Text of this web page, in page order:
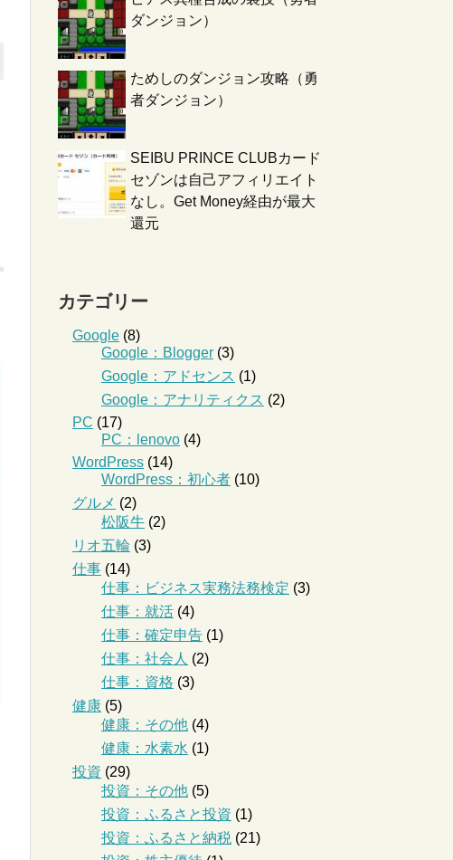
ダンジョン）
ためしのダンジョン攻略（勇
者ダンジョン）
SEIBU PRINCE CLUBカード
セゾンは自己アフィリエイト
なし。Get Money経由が最大
還元
カテゴリー
Google (8)
Google：Blogger (3)
Google：アドセンス (1)
Google：アナリティクス (2)
PC (17)
PC：lenovo (4)
WordPress (14)
WordPress：初心者 (10)
グルメ (2)
松阪牛 (2)
リオ五輪 (3)
仕事 (14)
仕事：ビジネス実務法務検定 (3)
仕事：就活 (4)
仕事：確定申告 (1)
仕事：社会人 (2)
仕事：資格 (3)
健康 (5)
健康：その他 (4)
健康：水素水 (1)
投資 (29)
投資：その他 (5)
投資：ふるさと投資 (1)
投資：ふるさと納税 (21)